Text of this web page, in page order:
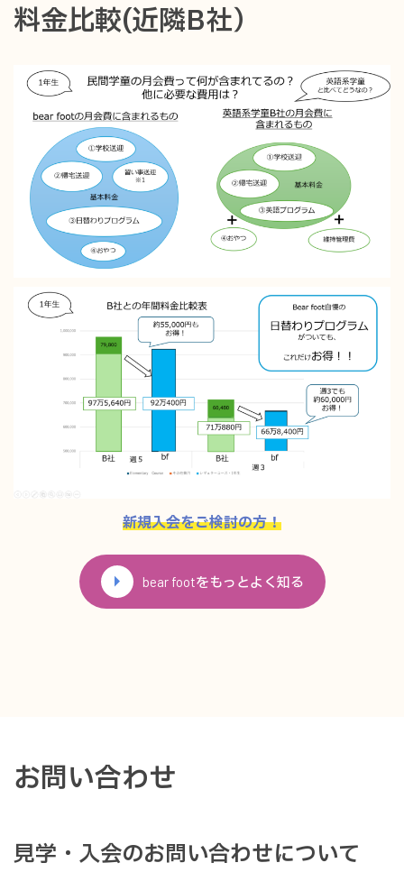
料金比較(近隣B社）
新規入会をご検討の方！
bear footをもっとよく知る
お問い合わせ
見学・入会のお問い合わせについて